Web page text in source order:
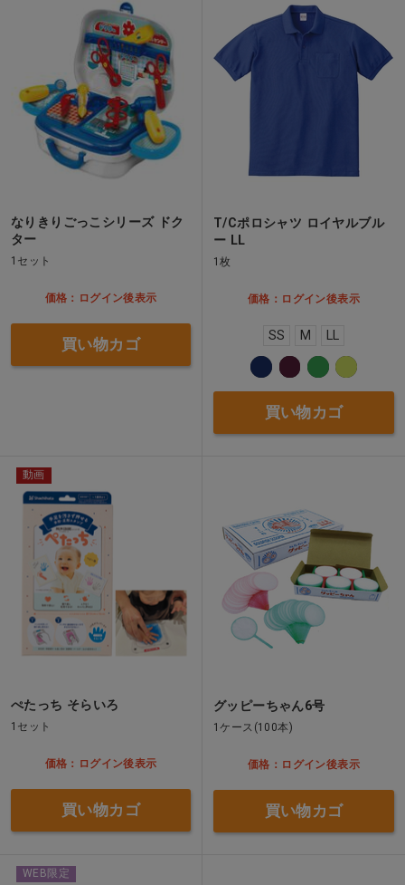
なりきりごっこシリーズ ドク
ター
1セット
価格：ログイン後表示
買い物カゴ
T/Cポロシャツ ロイヤルブル
ー LL
1枚
価格：ログイン後表示
SS M LL
買い物カゴ
動画
ぺたっち そらいろ
1セット
価格：ログイン後表示
買い物カゴ
グッピーちゃん6号
1ケース(100本)
価格：ログイン後表示
買い物カゴ
WEB限定